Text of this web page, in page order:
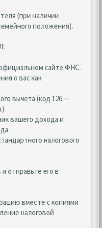
(при наличии
положения).
сайте ФНС.
о вас как
вычета (код 126 —
вашего дохода и
налогового
отправьте его в
вместе с копиями
налоговой